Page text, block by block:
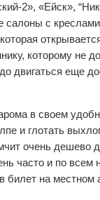
2», «Ейск»,
салоны с
которому не
двигаться еще
в своем
и глотать
очень дешево
часто и по
билет на местном